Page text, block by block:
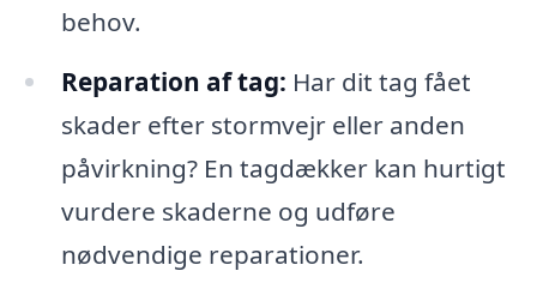
behov.
Reparation af tag: Har dit tag fået
skader efter stormvejr eller anden
påvirkning? En tagdækker kan hurtigt
vurdere skaderne og udføre
nødvendige reparationer.